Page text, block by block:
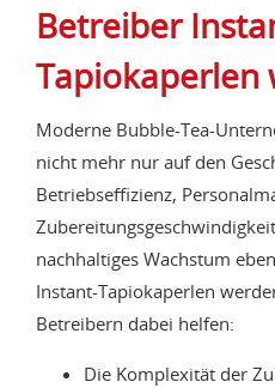
Betreiber
Tapiokaperlen
Moderne Bubble-Tea-
nicht mehr nur auf den
Betriebseffizienz,
nachhaltiges Wachstum
Instant-Tapiokaperlen
Betreibern dabei helfen:
Die Komplexität der